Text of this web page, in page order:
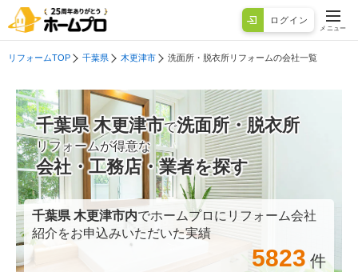
ログイン
メニュー
リフォームTOP 千葉県 木更津市 洗面所・脱衣所リフォームの会社一覧
千葉県 木更津市で洗面所・脱衣所
リフォームが得意な
会社・工務店・業者を探す
千葉県 木更津市内でホームプロにリフォーム会社
紹介をお申込みいただいた実績
5823 件